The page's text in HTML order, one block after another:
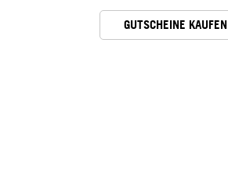
GUTSCHEINE KAUFEN